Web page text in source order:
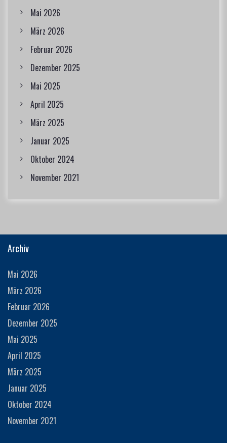
Mai 2026
März 2026
Februar 2026
Dezember 2025
Mai 2025
April 2025
März 2025
Januar 2025
Oktober 2024
November 2021
Archiv
Mai 2026
März 2026
Februar 2026
Dezember 2025
Mai 2025
April 2025
März 2025
Januar 2025
Oktober 2024
November 2021